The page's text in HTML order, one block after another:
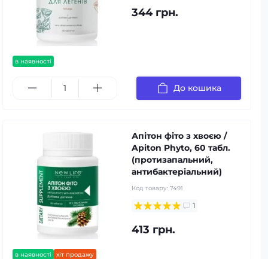
в наявності
344 грн.
До кошика
в наявності
хіт продажу
Апітон фіто з хвоєю /
Apiton Phyto, 60 табл.
(протизапальний,
антибактеріальний)
Код товару: 7491
1
413 грн.